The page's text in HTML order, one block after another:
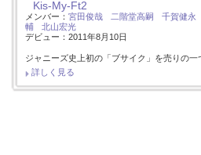
Kis-My-Ft2
メンバー： 宮田俊哉 二階堂高嗣 千賀健永
輔
北山宏光
デビュー：2011年8月10日
ジャニーズ史上初の「ブサイク」を売りの一
詳しく見る